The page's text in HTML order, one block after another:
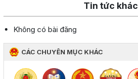
Tin tức khác
Không có bài đăng
CÁC CHUYÊN MỤC KHÁC